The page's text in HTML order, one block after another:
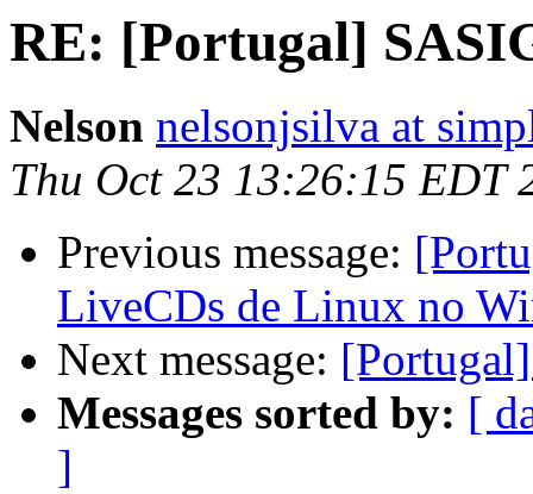
RE: [Portugal]
Nelson nelsonjsilva at
Thu Oct 23 13:26:15 EDT
Previous message:
LiveCDs de Linux no
Next message:
Messages sorted by: [
]